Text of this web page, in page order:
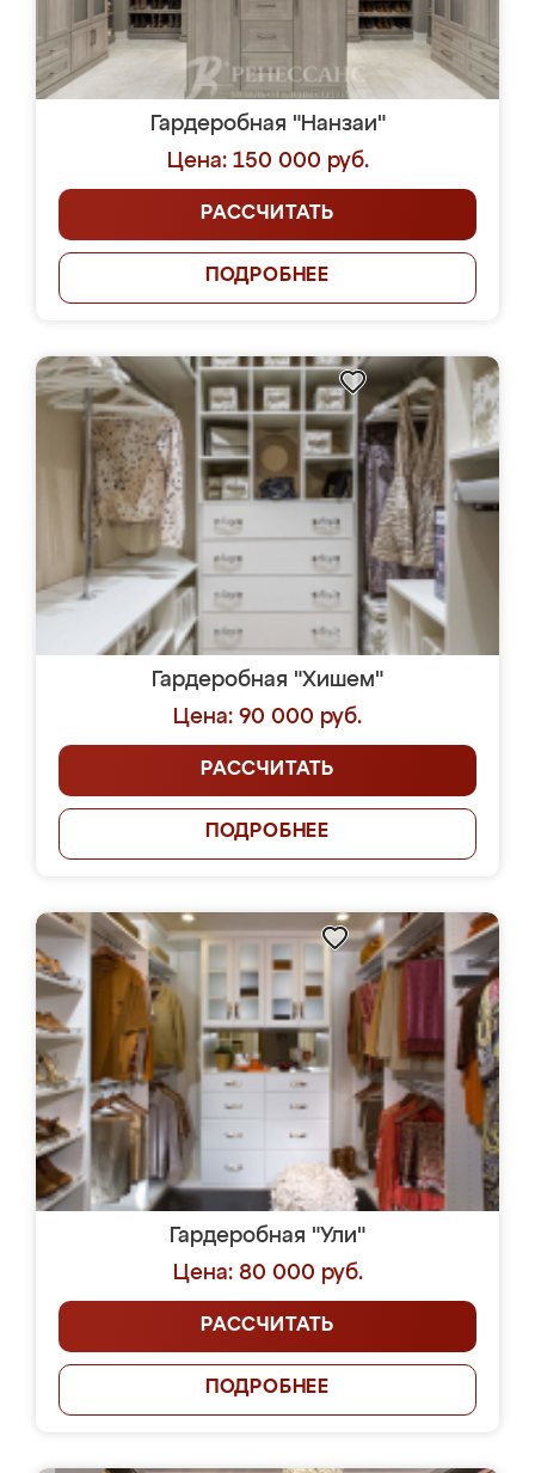
Гардеробная "Нанзаи"
Цена: 150 000 руб.
РАССЧИТАТЬ
ПОДРОБНЕЕ
Гардеробная "Хишем"
Цена: 90 000 руб.
РАССЧИТАТЬ
ПОДРОБНЕЕ
Гардеробная "Ули"
Цена: 80 000 руб.
РАССЧИТАТЬ
ПОДРОБНЕЕ